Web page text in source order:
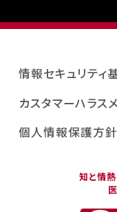
知と情熱
情報セキュリティ
カスタマーハラス
個人情報保護方針